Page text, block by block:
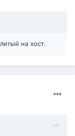
на хост.